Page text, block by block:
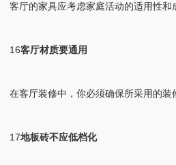
客厅的家具应考虑家庭活动的适用性
16客厅材质要通用
在客厅装修中，你必须确保所采用的
17地板砖不应低档化